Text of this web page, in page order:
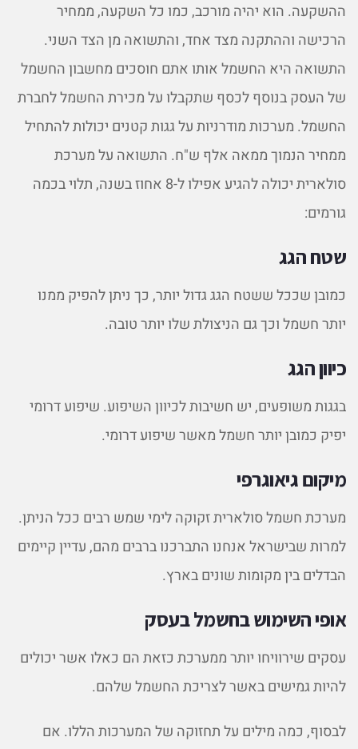
ההשקעה. הוא יהיה מורכב, כמו כל השקעה, ממחיר
הרכישה וההתקנה מצד אחד, והתשואה מן הצד השני.
התשואה היא החשמל אותו אתם חוסכים מחשבון החשמל
של העסק בנוסף לכסף שתקבלו על מכירת החשמל לחברת
החשמל. מערכות מודרניות על גגות קטנים יכולות להתחיל
ממחיר הנמוך ממאה אלף ש"ח. התשואה על מערכת
סולארית יכולה להגיע אפילו ל-8 אחוז בשנה, תלוי בכמה
גורמים:
שטח הגג
כמובן שככל ששטח הגג גדול יותר, כך ניתן להפיק ממנו
יותר חשמל וכך גם הניצולת שלו יותר טובה.
כיוון הגג
בגגות משופעים, יש חשיבות לכיוון השיפוע. שיפוע דרומי
יפיק כמובן יותר חשמל מאשר שיפוע דרומי.
מיקום גיאוגרפי
מערכת חשמל סולארית זקוקה לימי שמש רבים ככל הניתן.
למרות שבישראל אנחנו התברכנו ברבים מהם, עדיין קיימים
הבדלים בין מקומות שונים בארץ.
אופי השימוש בחשמל בעסק
עסקים שירוויחו יותר ממערכת כזאת הם כאלו אשר יכולים
להיות גמישים באשר לצריכת החשמל שלהם.
לבסוף, כמה מילים על תחזוקה של המערכות הללו. אם